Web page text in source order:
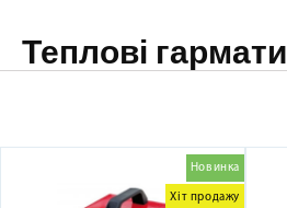
Теплові гармати
Новинка
Хіт продажу